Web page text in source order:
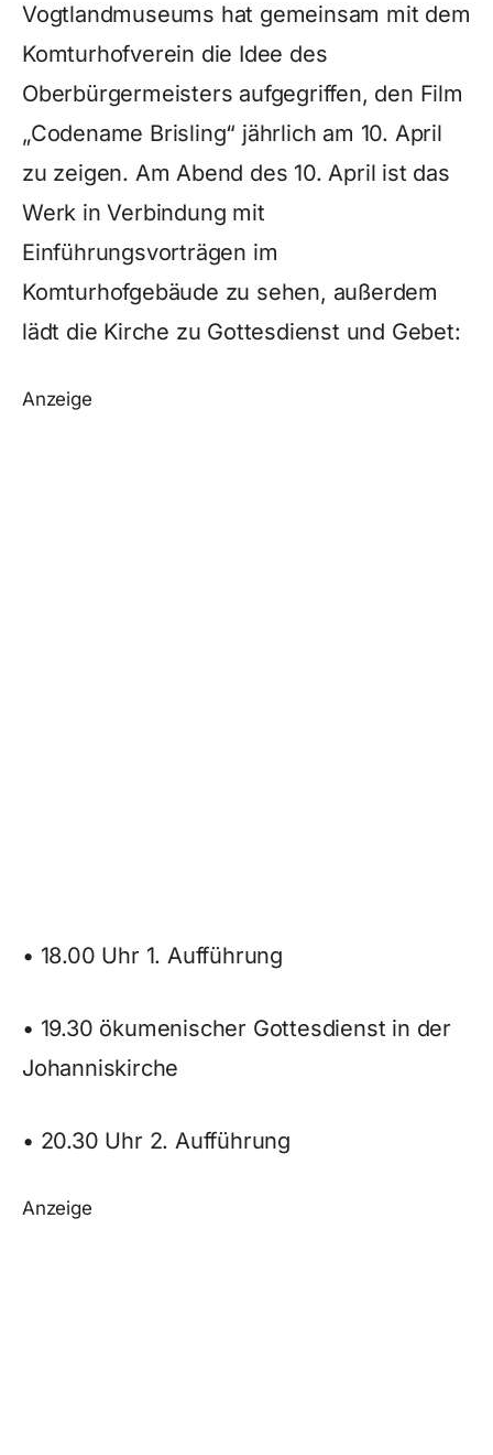
Vogtlandmuseums hat gemeinsam mit dem
Komturhofverein die Idee des
Oberbürgermeisters aufgegriffen, den Film
„Codename Brisling“ jährlich am 10. April
zu zeigen. Am Abend des 10. April ist das
Werk in Verbindung mit
Einführungsvorträgen im
Komturhofgebäude zu sehen, außerdem
lädt die Kirche zu Gottesdienst und Gebet:
Anzeige
• 18.00 Uhr 1. Aufführung
• 19.30 ökumenischer Gottesdienst in der
Johanniskirche
• 20.30 Uhr 2. Aufführung
Anzeige